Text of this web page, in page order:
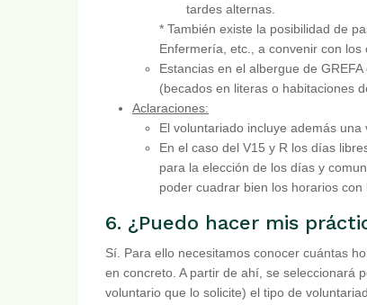
tardes alternas.
* También existe la posibilidad de
Enfermería, etc., a convenir con los
Estancias en el albergue de
(becados en literas o habitaciones
Aclaraciones:
El voluntariado incluye además
En el caso del V15 y R los días
para la elección de los días y
poder cuadrar bien los horarios
6. ¿Puedo hacer mis
Sí. Para ello necesitamos conocer cuántas
en concreto. A partir de ahí, se seleccionará
voluntario que lo solicite) el tipo de